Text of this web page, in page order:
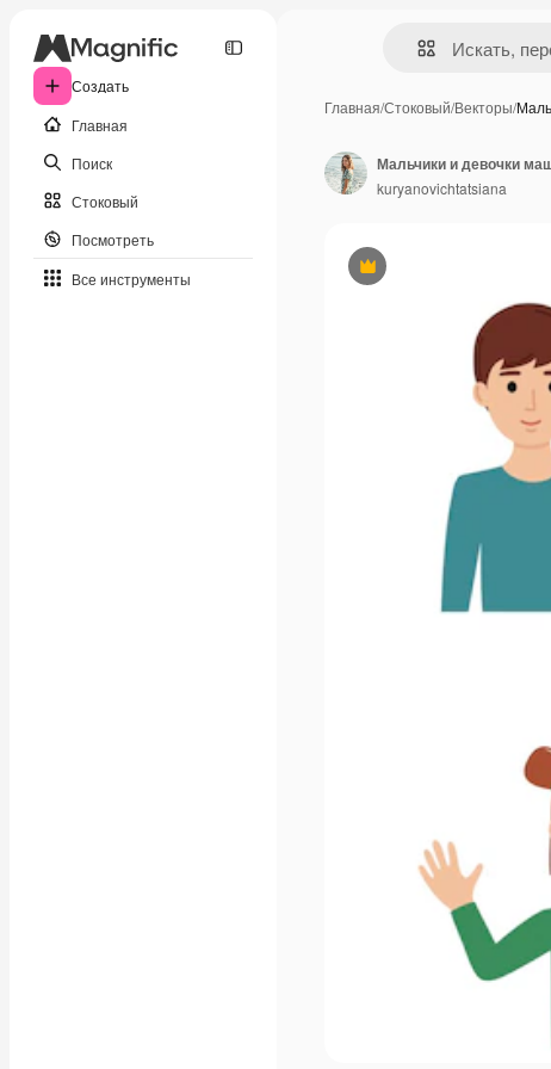
Создать
Главная
Поиск
Стоковый
Посмотреть
Все инструменты
Главная/Стоковый/Векторы/
Премиум
kuryanovichtatsiana